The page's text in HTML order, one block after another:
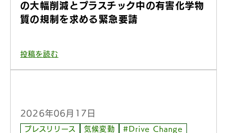
の大幅削減とプラスチック中の有害化学物
質の規制を求める緊急要請
投稿を読む
2026年06月17日
プレスリリース 気候変動
#Drive Change